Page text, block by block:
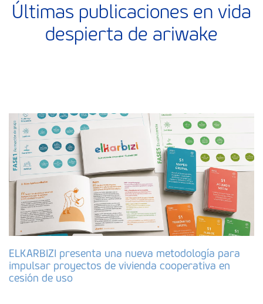
Últimas publicaciones en vida
despierta de ariwake
ELKARBIZI presenta una nueva metodología para
impulsar proyectos de vivienda cooperativa en
cesión de uso